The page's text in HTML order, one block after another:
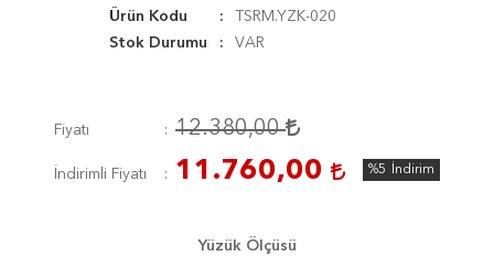
Ürün Kodu
TSRM.YZK-020
Stok Durumu
VAR
Fiyatı 12.380,00
İndirimli Fiyatı 11.760,00 %5 İndirim
Yüzük Ölçüsü